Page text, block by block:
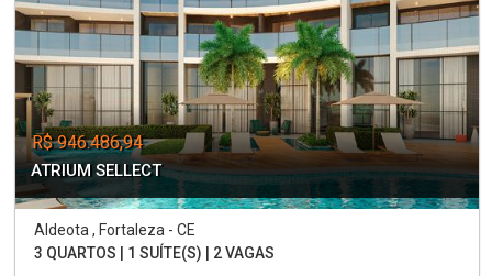
R$ 946.486,94
ATRIUM SELLECT
Aldeota , Fortaleza - CE
3 QUARTOS | 1 SUÍTE(S) | 2 VAGAS